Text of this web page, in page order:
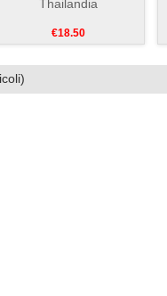
Thailandia
€18.50